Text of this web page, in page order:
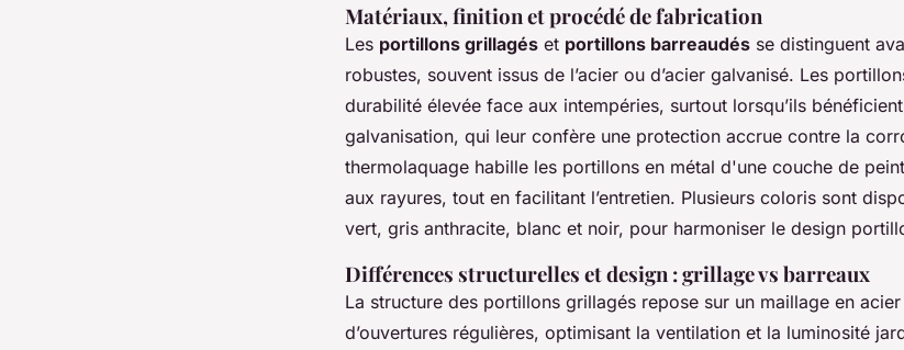
Matériaux, finition et procédé de fabrication
Les portillons grillagés et portillons barreaudés se distinguent
robustes, souvent issus de l’acier ou d’acier galvanisé. Les
durabilité élevée face aux intempéries, surtout lorsqu’ils
galvanisation, qui leur confère une protection accrue contre la
thermolaquage habille les portillons en métal d'une couche de
aux rayures, tout en facilitant l’entretien. Plusieurs coloris sont
vert, gris anthracite, blanc et noir, pour harmoniser le design
Différences structurelles et design : grillage vs barreaux
La structure des portillons grillagés repose sur un maillage en
d’ouvertures régulières, optimisant la ventilation et la luminosité